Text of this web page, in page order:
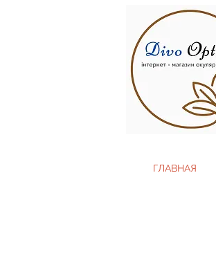
ГЛАВНАЯ